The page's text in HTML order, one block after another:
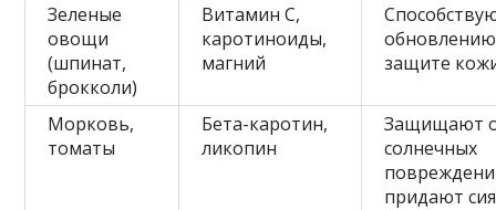
Зеленые
овощи
(шпинат,
брокколи)
Витамин С,
каротиноиды,
магний
защите
Морковь,
томаты
Бета-каротин,
ликопин
Защищают
солнечных
придают